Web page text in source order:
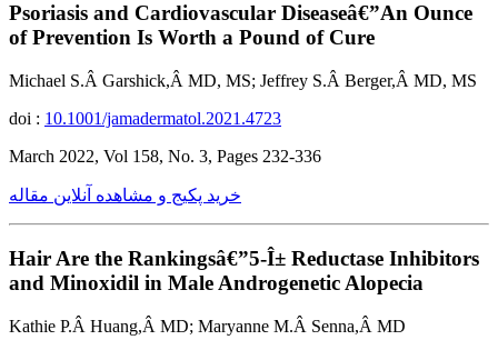
Psoriasis and Cardiovascular Diseaseâ€”An Ounce
of Prevention Is Worth a Pound of Cure
Michael S.Â Garshick,Â MD, MS; Jeffrey S.Â Berger,Â MD, MS
doi : 10.1001/jamadermatol.2021.4723
March 2022, Vol 158, No. 3, Pages 232-336
خرید پکیج و مشاهده آنلاین مقاله
Hair Are the Rankingsâ€”5-Î± Reductase Inhibitors
and Minoxidil in Male Androgenetic Alopecia
Kathie P.Â Huang,Â MD; Maryanne M.Â Senna,Â MD